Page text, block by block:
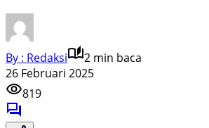
By : Redaksi
2 min baca
26 Februari 2025
819